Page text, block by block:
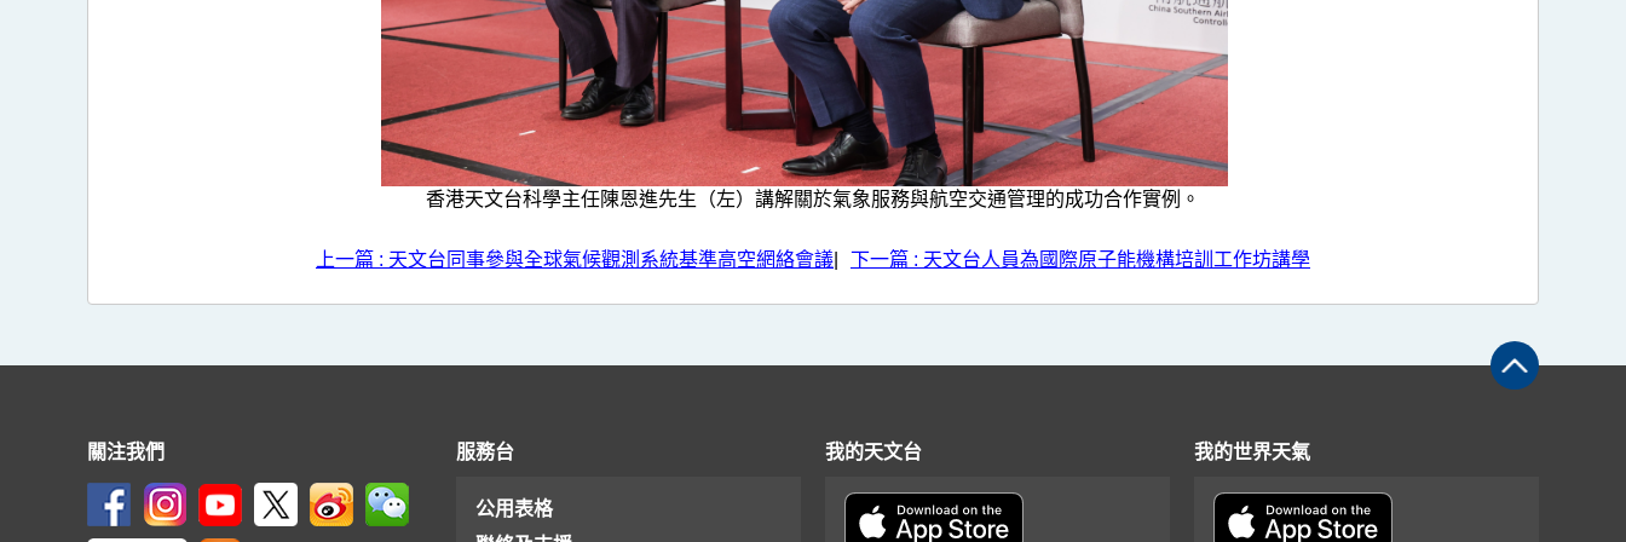
香港天文台科學主任陳恩進先生（左）講解關於氣象服務與航空交通管理的成功合作實例。
上一篇 : 天文台同事參與全球氣候觀測系統基準高空網絡會議 下一篇 : 天文台人員為國際原子能機構培訓工作坊講學
關注我們 服務台
公用表格
我的天文台 我的世界天氣